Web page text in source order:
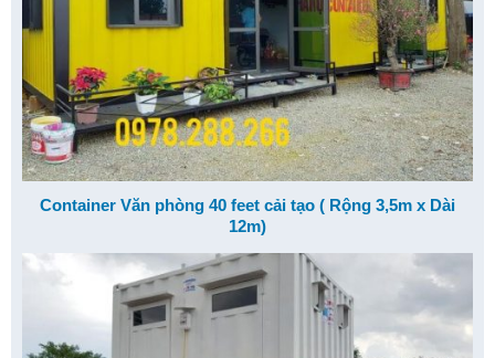
Container Văn phòng 40 feet cải tạo ( Rộng 3,5m x Dài
12m)